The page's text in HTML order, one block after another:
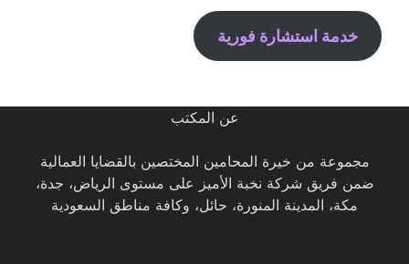
خدمة استشارة فورية
عن المكتب
مجموعة من خيرة المحامين المختصين بالقضايا العمالية
ضمن فريق شركة نخبة الأميز على مستوى الرياض، جدة،
مكة، المدينة المنورة، حائل، وكافة مناطق السعودية